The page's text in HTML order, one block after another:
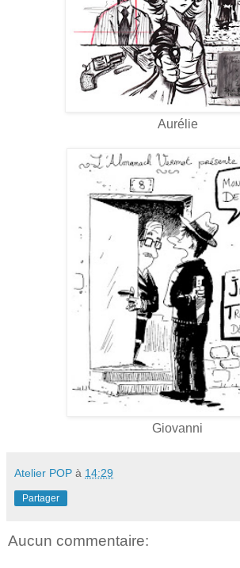
Aurélie
Giovanni
Atelier POP à 14:29
Partager
Aucun commentaire: